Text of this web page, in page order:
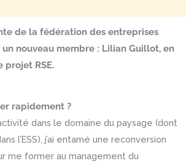
de la fédération des entreprises
un nouveau membre : Lilian Guillot, en
projet RSE.
rapidement ?
dans le domaine du paysage (dont
l’ESS), j’ai entamé une reconversion
me former au management du